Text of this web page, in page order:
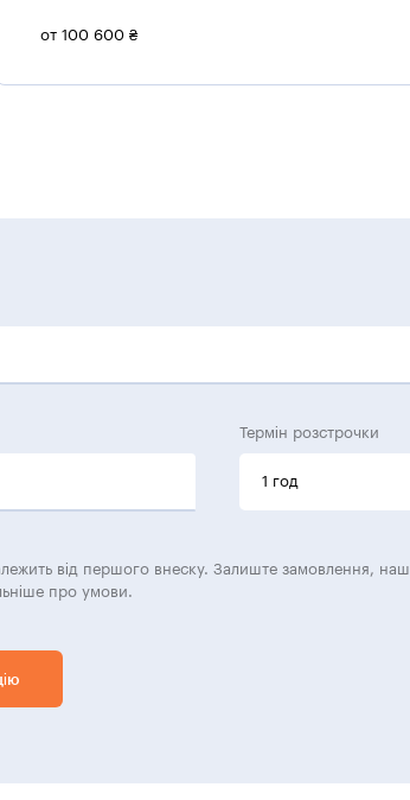
от 100 600 ₴
Термін розстрочки
1 год
від першого внеску. Залиште замовлення, наш
про умови.